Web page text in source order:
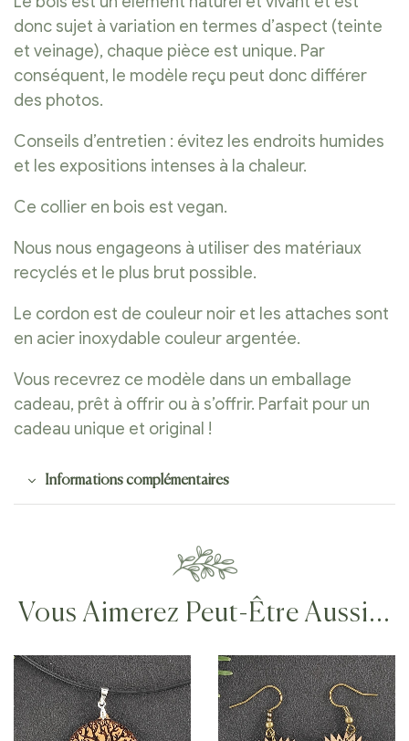
donc sujet à variation en termes d’aspect (teinte
et veinage), chaque pièce est unique. Par
conséquent, le modèle reçu peut donc différer
des photos.
Conseils d’entretien : évitez les endroits humides
et les expositions intenses à la chaleur.
Ce collier en bois est vegan.
Nous nous engageons à utiliser des matériaux
recyclés et le plus brut possible.
Le cordon est de couleur noir et les attaches sont
en acier inoxydable couleur argentée.
Vous recevrez ce modèle dans un emballage
cadeau, prêt à offrir ou à s’offrir. Parfait pour un
cadeau unique et original !
Informations complémentaires
Vous Aimerez Peut-Être Aussi…